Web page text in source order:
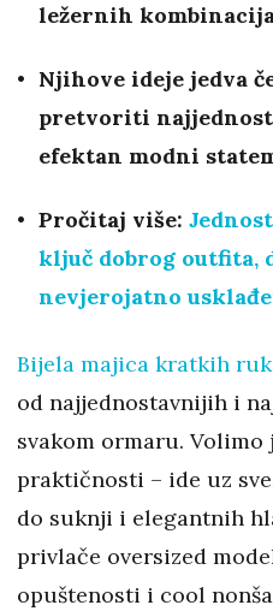
ležernih
Njihove ideje jedva
pretvoriti
efektan modni
Pročitaj više:
ključ dobrog outfita,
nevjerojatno
Bijela majica kratkih
od najjednostavnijih i
svakom ormaru. Volimo
praktičnosti – ide uz
do suknji i elegantnih
privlače oversized
opuštenosti i cool